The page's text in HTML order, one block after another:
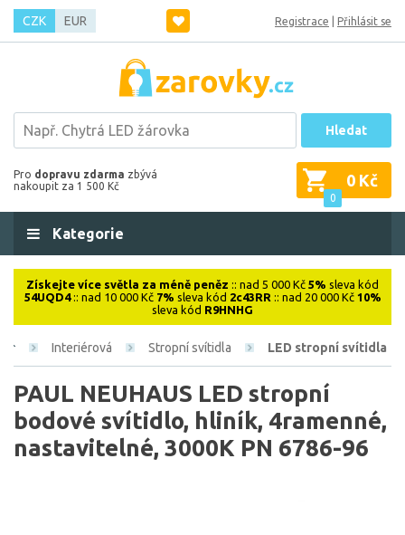
CZK EUR Registrace Přihlásit se
Hledat
Pro dopravu zdarma zbývá
nakoupit za 1 500 Kč
0
0 Kč
Kategorie
Získejte více světla za méně peněz :: nad 5 000 Kč 5% sleva kód
54UQD4:: nad 10 000 Kč 7% sleva kód 2c43RR :: nad 20 000 Kč 10%
sleva kód R9HNHG
Interiérová Stropní svítidla LED stropní svítidla
PAUL NEUHAUS LED stropní
bodové svítidlo, hliník, 4ramenné,
nastavitelné, 3000K PN 6786-96